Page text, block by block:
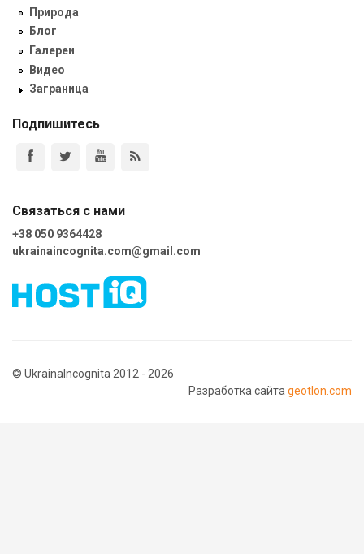
Природа
Блог
Галереи
Видео
Заграница
Подпишитесь
Связаться с нами
+38 050 9364428
ukrainaincognita.com@gmail.com
© UkrainaIncognita 2012 - 2026
Разработка сайтаgeotlon.com